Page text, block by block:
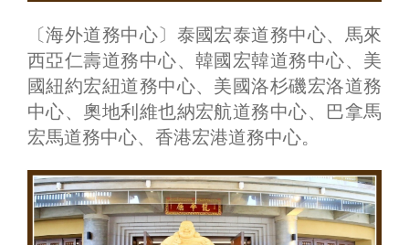
〔海外道務中心〕泰國宏泰道務中心、馬來
西亞仁壽道務中心、韓國宏韓道務中心、美
國紐約宏紐道務中心、美國洛杉磯宏洛道務
中心、奧地利維也納宏航道務中心、巴拿馬
宏馬道務中心、香港宏港道務中心。